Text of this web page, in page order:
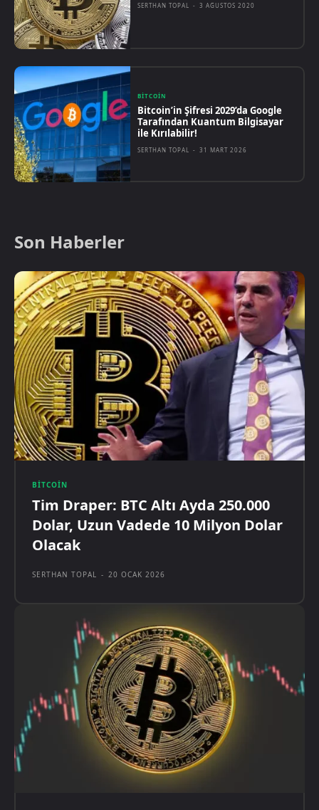
SERTHAN TOPAL - 3 AĞUSTOS 2020
BITCOIN
Bitcoin’in Şifresi 2029’da Google
Tarafından Kuantum Bilgisayar
ile Kırılabilir!
SERTHAN TOPAL - 31 MART 2026
Son Haberler
BITCOIN
Tim Draper: BTC Altı Ayda 250.000
Dolar, Uzun Vadede 10 Milyon Dolar
Olacak
SERTHAN TOPAL - 20 OCAK 2026